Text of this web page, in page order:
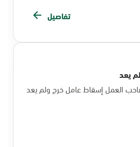
تفاصيل
يعد
العمل إسقاط عامل خرج ولم يعد